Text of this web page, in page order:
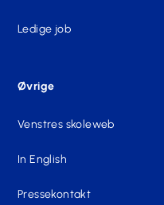
Ledige job
Øvrige
Venstres skoleweb
In English
Pressekontakt